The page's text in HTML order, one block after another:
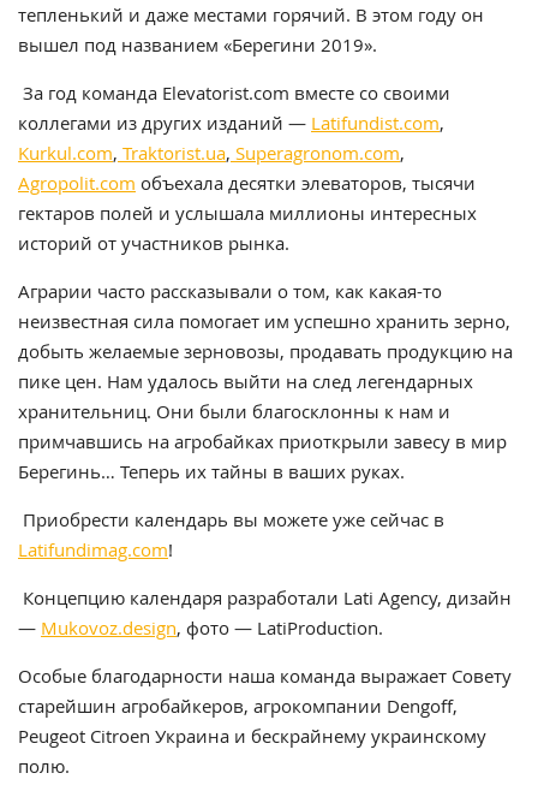
тепленький и даже местами горячий. В этом году он
вышел под названием «Берегини 2019».
За год команда Elevatorist.com вместе со своими
коллегами из других изданий — Latifundist.com,
Kurkul.com, Traktorist.ua, Superagronom.com,
Agropolit.com объехала десятки элеваторов, тысячи
гектаров полей и услышала миллионы интересных
историй от участников рынка.
Аграрии часто рассказывали о том, как какая-то
неизвестная сила помогает им успешно хранить зерно,
добыть желаемые зерновозы, продавать продукцию на
пике цен. Нам удалось выйти на след легендарных
хранительниц. Они были благосклонны к нам и
примчавшись на агробайках приоткрыли завесу в мир
Берегинь… Теперь их тайны в ваших руках.
Приобрести календарь вы можете уже сейчас в
Latifundimag.com!
Концепцию календаря разработали Lati Agency, дизайн
— Mukovoz.design, фото — LatiProduction.
Особые благодарности наша команда выражает Совету
старейшин агробайкеров, агрокомпании Dengoff,
Peugeot Citroen Украина и бескрайнему украинскому
полю.